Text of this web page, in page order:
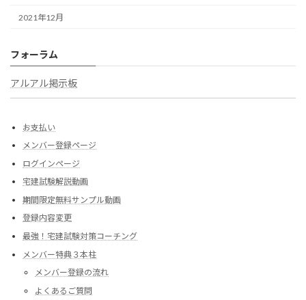
2021年12月
フォーラム
アルアル掲示板
お支払い
メンバー登録ページ
ログインページ
宅建試験解説動画
期間限定無料サンプル動画
登録内容変更
最強！宅建試験対策コーチング
メンバー特典３本柱
メンバー登録の流れ
よくあるご質問